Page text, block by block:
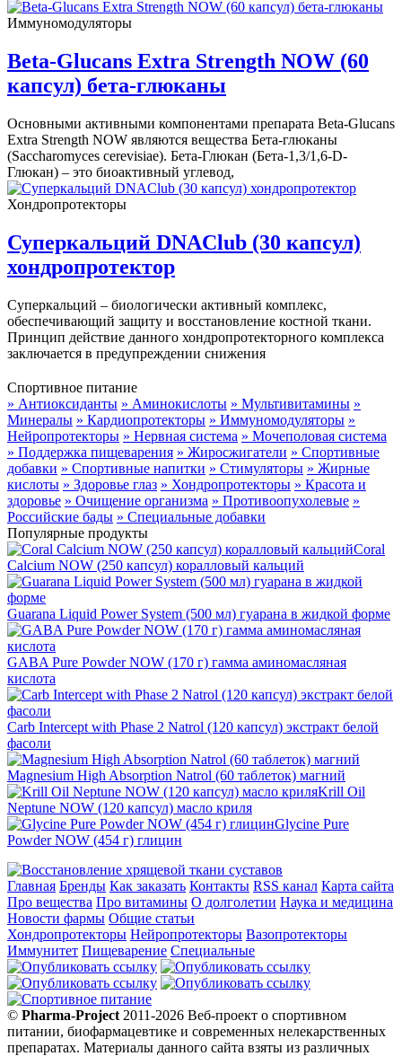
Иммуномодуляторы
Beta-Glucans Extra Strength NOW (60
капсул) бета-глюканы
Основными активными компонентами препарата Beta-Glucans
Extra Strength NOW являются вещества Бета-глюканы
(Saccharomyces cerevisiae). Бета-Глюкан (Бета-1,3/1,6-D-
Глюкан) – это биоактивный углевод,
Хондропротекторы
Суперкальций DNAClub (30 капсул)
хондропротектор
Суперкальций – биологически активный комплекс,
обеспечивающий защиту и восстановление костной ткани.
Принцип действие данного хондропротекторного комплекса
заключается в предупреждении снижения
Спортивное питание
» Антиоксиданты » Аминокислоты » Мультивитамины »
Минералы » Кардиопротекторы » Иммуномодуляторы »
Нейропротекторы » Нервная система » Мочеполовая система
» Поддержка пищеварения » Жиросжигатели » Спортивные
добавки » Спортивные напитки » Стимуляторы » Жирные
кислоты » Здоровье глаз » Хондропротекторы » Красота и
здоровье » Очищение организма » Противоопухолевые »
Российские бады » Специальные добавки
Популярные продукты
Coral
Calcium NOW (250 капсул) коралловый кальций
Guarana Liquid Power System (500 мл) гуарана в жидкой форме
GABA Pure Powder NOW (170 г) гамма аминомасляная
кислота
Carb Intercept with Phase 2 Natrol (120 капсул) экстракт белой
фасоли
Magnesium High Absorption Natrol (60 таблеток) магний
Krill Oil
Neptune NOW (120 капсул) масло криля
Glycine Pure
Powder NOW (454 г) глицин
Главная Бренды Как заказать Контакты RSS канал Карта сайта
Про вещества Про витамины О долголетии Наука и медицина
Новости фармы Общие статьи
Хондропротекторы Нейропротекторы Вазопротекторы
Иммунитет Пищеварение Специальные
© Pharma-Project 2011-2026 Веб-проект о спортивном
питании, биофармацевтике и современных нелекарственных
препаратах. Материалы данного сайта взяты из различных